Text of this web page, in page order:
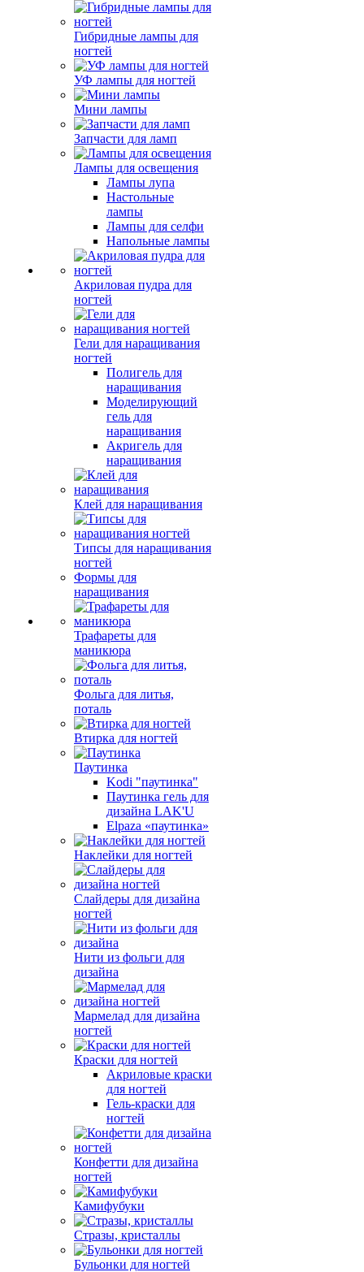
Гибридные лампы для
ногтей
УФ лампы для ногтей
Мини лампы
Запчасти для ламп
Лампы для освещения
Лампы лупа
Настольные
лампы
Лампы для селфи
Напольные лампы
Акриловая пудра для
ногтей
Гели для наращивания
ногтей
Полигель для
наращивания
Моделирующий
гель для
наращивания
Акригель для
наращивания
Клей для наращивания
Типсы для наращивания
ногтей
Формы для
наращивания
Трафареты для
маникюра
Фольга для литья,
поталь
Втирка для ногтей
Паутинка
Kodi "паутинка"
Паутинка гель для
дизайна LAK'U
Elpaza «паутинка»
Наклейки для ногтей
Слайдеры для дизайна
ногтей
Нити из фольги для
дизайна
Мармелад для дизайна
ногтей
Краски для ногтей
Акриловые краски
для ногтей
Гель-краски для
ногтей
Конфетти для дизайна
ногтей
Камифубуки
Стразы, кристаллы
Бульонки для ногтей